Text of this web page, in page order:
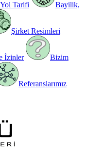
Tarifi Bayilik,
Şirket Resimleri
İzinler Bizim
Referanslarımız